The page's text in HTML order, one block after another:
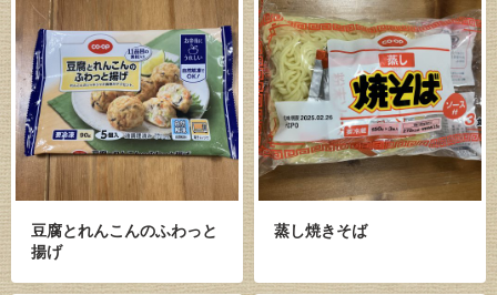
豆腐とれんこんのふわっと
揚げ
蒸し焼きそば